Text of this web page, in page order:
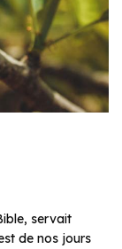
servait
de nos jours